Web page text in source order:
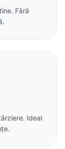
Fără
Ideal